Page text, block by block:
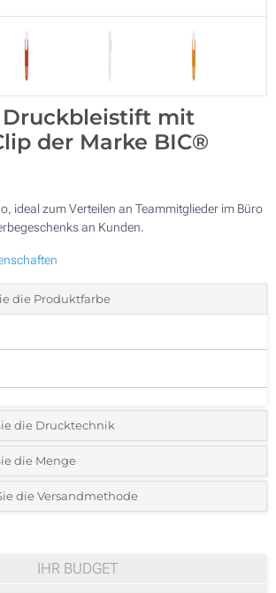
Druckbleistift mit
der Marke BIC®
ideal zum Verteilen an Teammitglieder im Büro
an Kunden.
die Produktfarbe
die Drucktechnik
und Farbtechniken für Ihr Logo:
Schaft)
Schaft)
die Menge
gewünschte Menge
die Versandmethode
IHR BUDGET